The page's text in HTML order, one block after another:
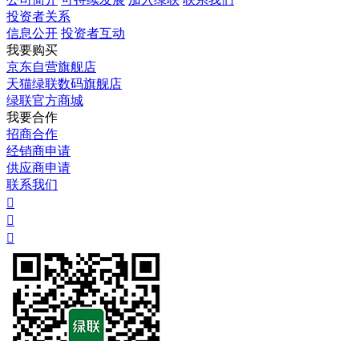
投资者关系
信息公开 投资者互动
我要购买
京东自营旗舰店
天猫绿联数码旗舰店
绿联官方商城
我要合作
招商合作
经销商申请
供应商申请
联系我们


